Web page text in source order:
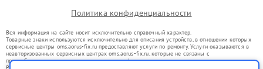
Политика конфиденциальности
Вся информация на сайте носит исключительно справочный характер.
Товарные знаки используются исключительно для описания устройств, в отношении которых
сервисные центры oms.aorus-fix.ru предоставляют услуги по ремонту. Услуги оказываются в
неавторизованных сервисных центрах oms.aorus-fix.ru, которые не связаны с
правообладателями товарных знаков или их официальными представителями.